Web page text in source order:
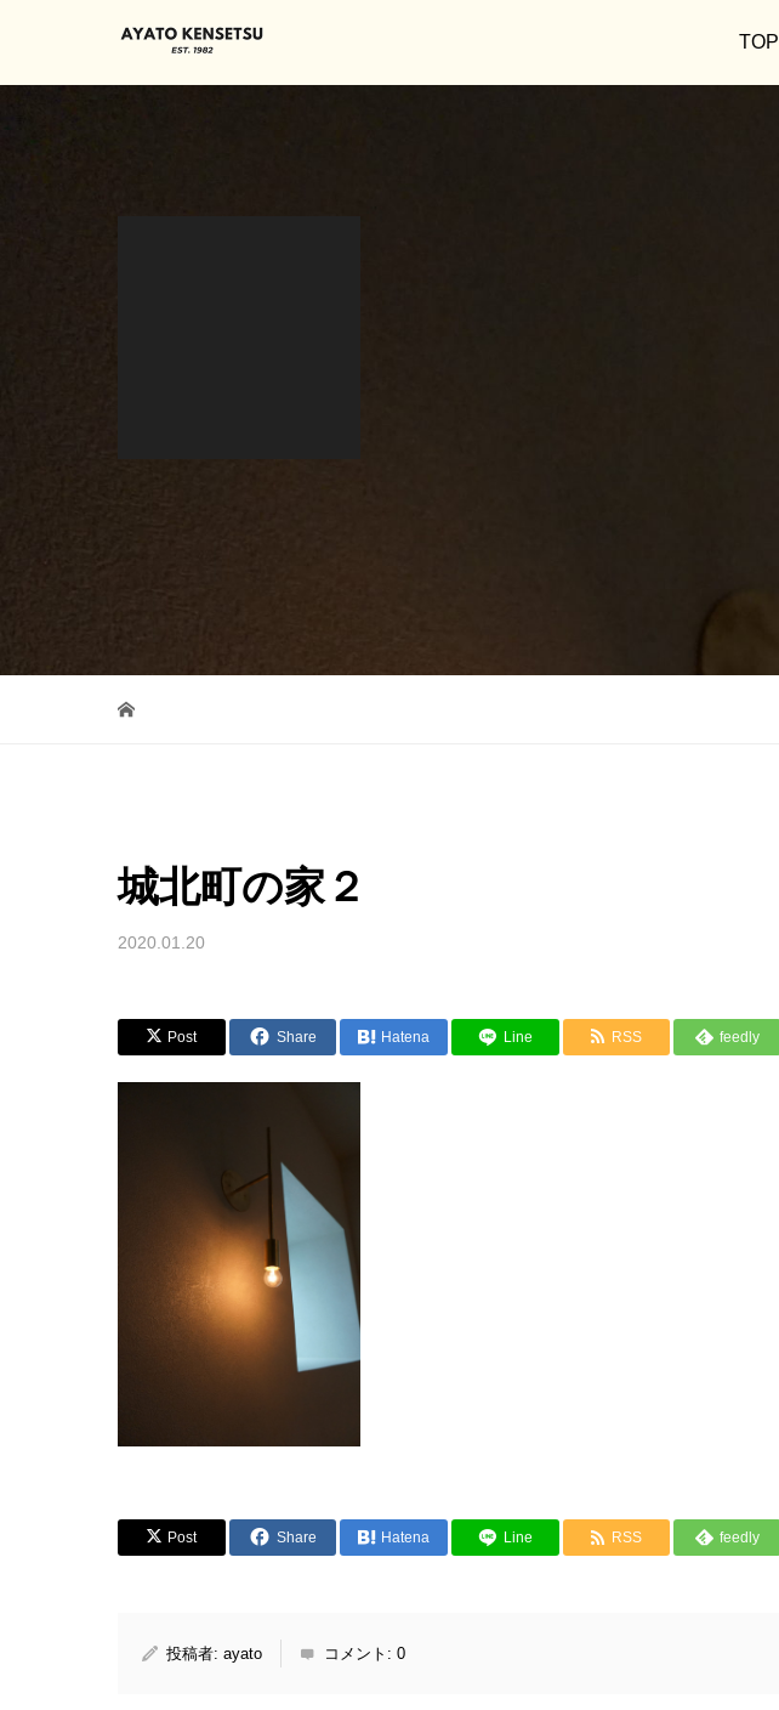
TOP
城北町の家２
2020.01.20
Post Share Hatena Line RSS feedly
Post Share Hatena Line RSS feedly
投稿者: ayato コメント: 0